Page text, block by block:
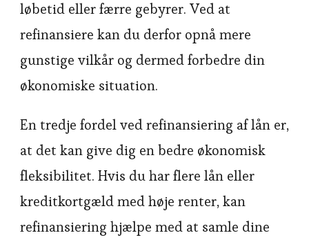
løbetid eller færre gebyrer. Ved at
refinansiere kan du derfor opnå mere
gunstige vilkår og dermed forbedre din
økonomiske situation.
En tredje fordel ved refinansiering af lån er,
at det kan give dig en bedre økonomisk
fleksibilitet. Hvis du har flere lån eller
kreditkortgæld med høje renter, kan
refinansiering hjælpe med at samle dine